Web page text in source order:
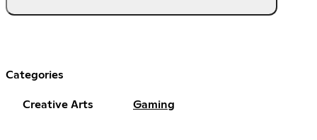
Categories
Creative Arts Gaming